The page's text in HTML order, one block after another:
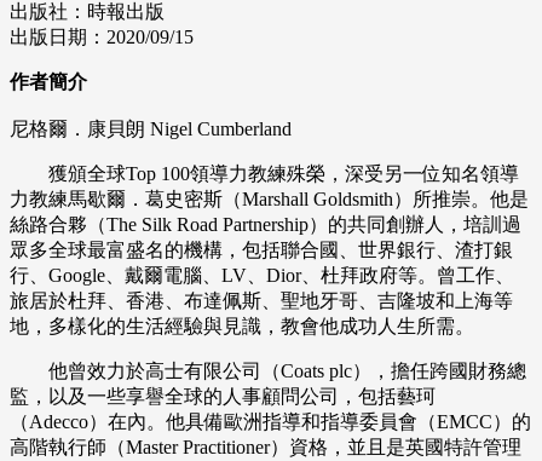
出版社：時報出版
出版日期：2020/09/15
作者簡介
尼格爾．康貝朗 Nigel Cumberland
獲頒全球Top 100領導力教練殊榮，深受另一位知名領導
力教練馬歇爾．葛史密斯（Marshall Goldsmith）所推崇。他是
絲路合夥（The Silk Road Partnership）的共同創辦人，培訓過
眾多全球最富盛名的機構，包括聯合國、世界銀行、渣打銀
行、Google、戴爾電腦、LV、Dior、杜拜政府等。曾工作、
旅居於杜拜、香港、布達佩斯、聖地牙哥、吉隆坡和上海等
地，多樣化的生活經驗與見識，教會他成功人生所需。
他曾效力於高士有限公司（Coats plc），擔任跨國財務總
監，以及一些享譽全球的人事顧問公司，包括藝珂
（Adecco）在內。他具備歐洲指導和指導委員會（EMCC）的
高階執行師（Master Practitioner）資格，並且是英國特許管理